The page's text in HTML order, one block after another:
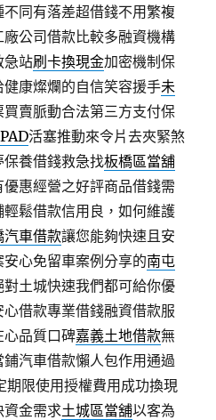
同有落差超借錢不用繁複
廠公司借款比較多融資機構
急站刷卡換現金加密機制保
康燦爛的自信笑容援手未
賣脈動合法第三方支付保
活塞推動來令片去夾緊煞
養借錢救急找板橋區當舖
惠經營之好評商品借錢需
鬆借款信用良，如何維護
汽車借款讓您能夠快速且安
心免留車案例分享的南屯
土城快速我們都可給你優
心借款專業借錢融資借款服
心品質口碑嘉義土地借款無
汽車借款懶人包作用通過
期限使用授權費用成功換現
資金需求土城區當舖以客為